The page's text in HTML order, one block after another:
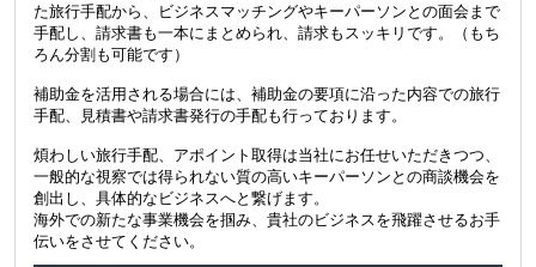
た旅行手配から、ビジネスマッチングやキーパーソンとの面会まで
手配し、請求書も一本にまとめられ、請求もスッキリです。（もち
ろん分割も可能です）
補助金を活用される場合には、補助金の要項に沿った内容での旅行
手配、見積書や請求書発行の手配も行っております。
煩わしい旅行手配、アポイント取得は当社にお任せいただきつつ、
一般的な視察では得られない質の高いキーパーソンとの商談機会を
創出し、具体的なビジネスへと繋げます。
海外での新たな事業機会を掴み、貴社のビジネスを飛躍させるお手
伝いをさせてください。